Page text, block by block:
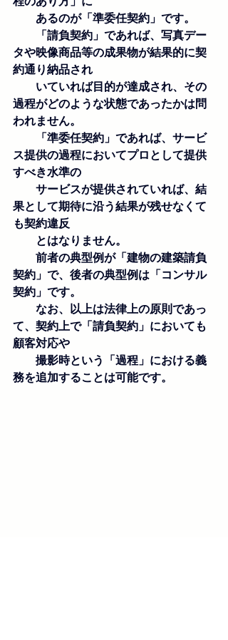
あるのが「準委任契約」です。
「請負契約」であれば、写真デー
タや映像商品等の成果物が結果的に契
約通り納品され
いていれば目的が達成され、その
過程がどのような状態であったかは問
われません。
「準委任契約」であれば、サービ
ス提供の過程においてプロとして提供
すべき水準の
サービスが提供されていれば、結
果として期待に沿う結果が残せなくて
も契約違反
とはなりません。
前者の典型例が「建物の建築請負
契約」で、後者の典型例は「コンサル
契約」です。
なお、以上は法律上の原則であっ
て、契約上で「請負契約」においても
顧客対応や
撮影時という「過程」における義
務を追加することは可能です。